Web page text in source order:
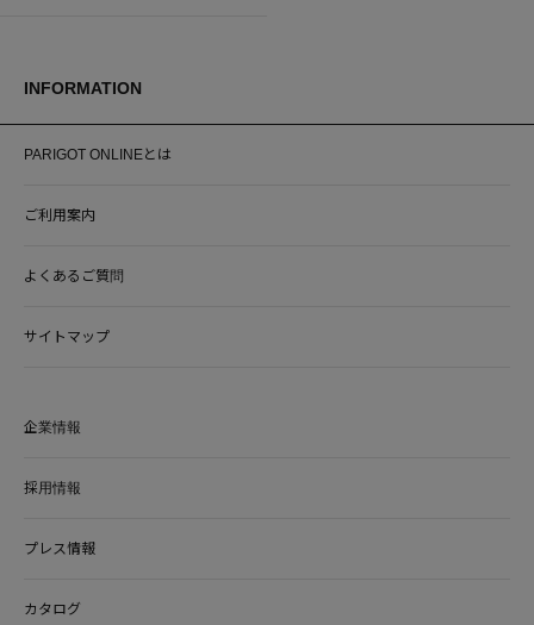
INFORMATION
PARIGOT ONLINEとは
ご利用案内
よくあるご質問
サイトマップ
企業情報
採用情報
プレス情報
カタログ